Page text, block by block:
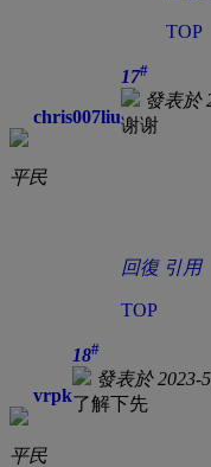
TOP
chris007liu
平民
17#
發表於
谢谢
回復 引用
TOP
vrpk
平民
18#
發表於 2023-
了解下先